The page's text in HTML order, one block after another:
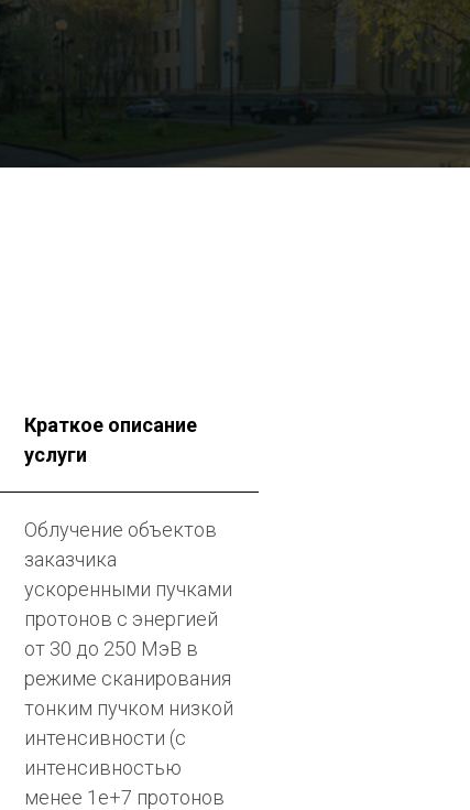
Краткое описание
услуги
Облучение объектов
заказчика
ускоренными пучками
протонов с энергией
от 30 до 250 МэВ в
режиме сканирования
тонким пучком низкой
интенсивности (с
интенсивностью
менее 1е+7 протонов